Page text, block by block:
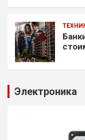
Электроника